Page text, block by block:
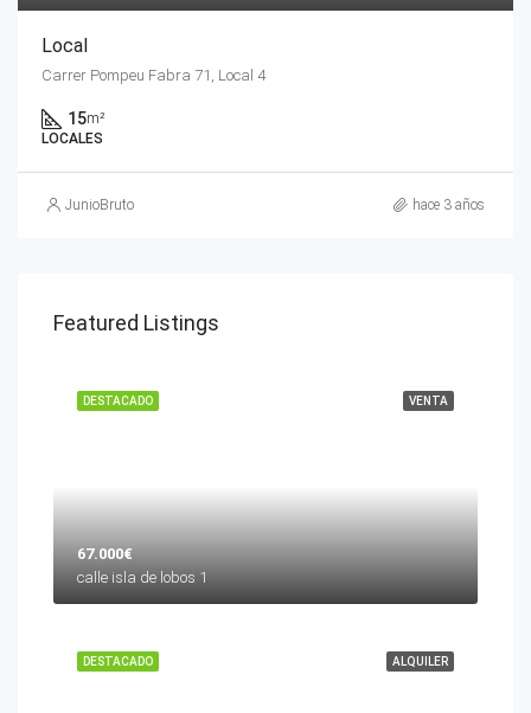
Local
Carrer Pompeu Fabra 71, Local 4
15m²
LOCALES
JunioBruto hace 3 años
Featured Listings
VENTA
DESTACADO
67.000€
calle isla de lobos 1
ALQUILER
DESTACADO